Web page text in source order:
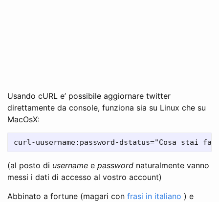
Usando cURL e’ possibile aggiornare twitter
direttamente da console, funziona sia su Linux che su
MacOsX:
(al posto di username e password naturalmente vanno
messi i dati di accesso al vostro account)
Abbinato a fortune (magari con frasi in italiano ) e